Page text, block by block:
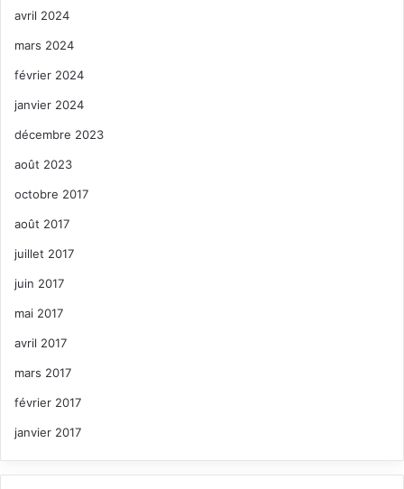
avril 2024
mars 2024
février 2024
janvier 2024
décembre 2023
août 2023
octobre 2017
août 2017
juillet 2017
juin 2017
mai 2017
avril 2017
mars 2017
février 2017
janvier 2017